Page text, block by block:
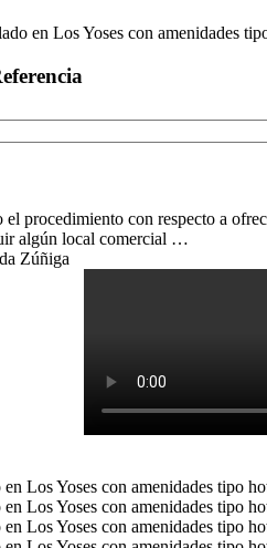
en Los Yoses con amenidades
procedimiento con respecto a
algún local comercial …
Zúñiga